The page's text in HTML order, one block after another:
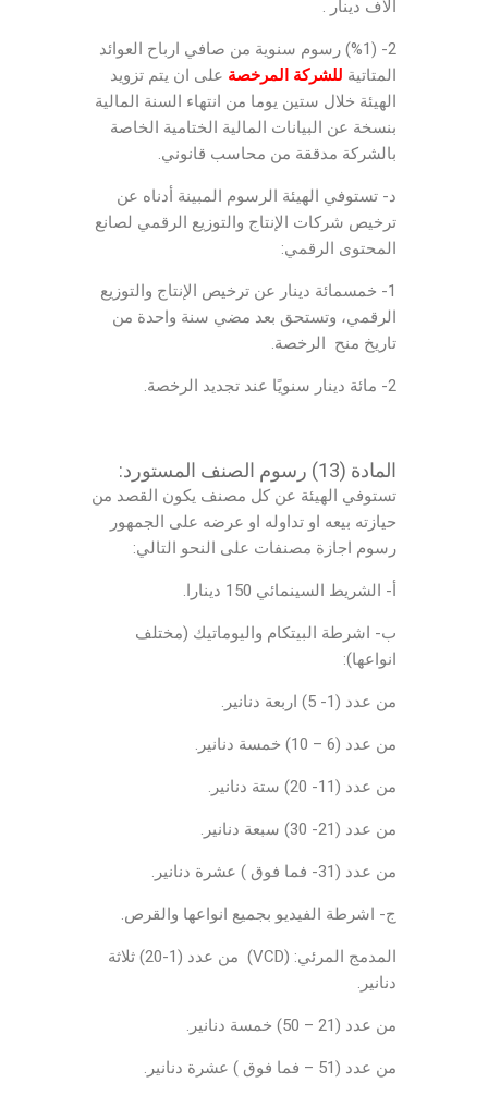
الاف دينار .
2- (%1) رسوم سنوية من صافي ارباح العوائد
المتاتية للشركة المرخصة على ان يتم تزويد
الهيئة خلال ستين يوما من انتهاء السنة المالية
بنسخة عن البيانات المالية الختامية الخاصة
بالشركة مدققة من محاسب قانوني.
د- تستوفي الهيئة الرسوم المبينة أدناه عن
ترخيص شركات الإنتاج والتوزيع الرقمي لصانع
المحتوى الرقمي:
1- خمسمائة دينار عن ترخيص الإنتاج والتوزيع
الرقمي، وتستحق بعد مضي سنة واحدة من
تاريخ منح الرخصة.
2- مائة دينار سنويًا عند تجديد الرخصة.
المادة (13) رسوم الصنف المستورد:
تستوفي الهيئة عن كل مصنف يكون القصد من
حيازته بيعه او تداوله او عرضه على الجمهور
رسوم اجازة مصنفات على النحو التالي:
أ- الشريط السينمائي 150 دينارا.
ب- اشرطة البيتكام واليوماتيك (مختلف
انواعها):
من عدد (1- 5) اربعة دنانير.
من عدد (6 – 10) خمسة دنانير.
من عدد (11- 20) ستة دنانير.
من عدد (21- 30) سبعة دنانير.
من عدد (31- فما فوق ) عشرة دنانير.
ج- اشرطة الفيديو بجميع انواعها والقرص.
المدمج المرئي: (VCD) من عدد (1-20) ثلاثة
دنانير.
من عدد (21 – 50) خمسة دنانير.
من عدد (51 – فما فوق ) عشرة دنانير.